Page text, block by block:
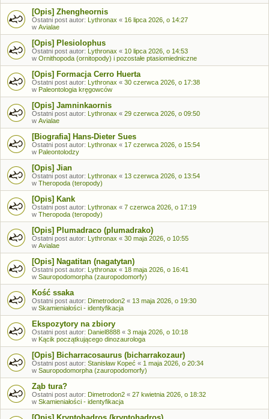
[Opis] Zhengheornis
Ostatni post autor: Lythronax « 16 lipca 2026, o 14:27
w Avialae
[Opis] Plesiolophus
Ostatni post autor: Lythronax « 10 lipca 2026, o 14:53
w Ornithopoda (ornitopody) i pozostałe ptasiomiedniczne
[Opis] Formacja Cerro Huerta
Ostatni post autor: Lythronax « 30 czerwca 2026, o 17:38
w Paleontologia kręgowców
[Opis] Jamninkaornis
Ostatni post autor: Lythronax « 29 czerwca 2026, o 09:50
w Avialae
[Biografia] Hans-Dieter Sues
Ostatni post autor: Lythronax « 17 czerwca 2026, o 15:54
w Paleontolodzy
[Opis] Jian
Ostatni post autor: Lythronax « 13 czerwca 2026, o 13:54
w Theropoda (teropody)
[Opis] Kank
Ostatni post autor: Lythronax « 7 czerwca 2026, o 17:19
w Theropoda (teropody)
[Opis] Plumadraco (plumadrako)
Ostatni post autor: Lythronax « 30 maja 2026, o 10:55
w Avialae
[Opis] Nagatitan (nagatytan)
Ostatni post autor: Lythronax « 18 maja 2026, o 16:41
w Sauropodomorpha (zauropodomorfy)
Kość ssaka
Ostatni post autor: Dimetrodon2 « 13 maja 2026, o 19:30
w Skamieniałości - identyfikacja
Ekspozytory na zbiory
Ostatni post autor: Daniel8888 « 3 maja 2026, o 10:18
w Kącik początkującego dinozaurologa
[Opis] Bicharracosaurus (bicharrakozaur)
Ostatni post autor: Stanisław Kopeć « 1 maja 2026, o 20:34
w Sauropodomorpha (zauropodomorfy)
Ząb tura?
Ostatni post autor: Dimetrodon2 « 27 kwietnia 2026, o 18:32
w Skamieniałości - identyfikacja
[Opis] Kryptohadros (kryptohadros)